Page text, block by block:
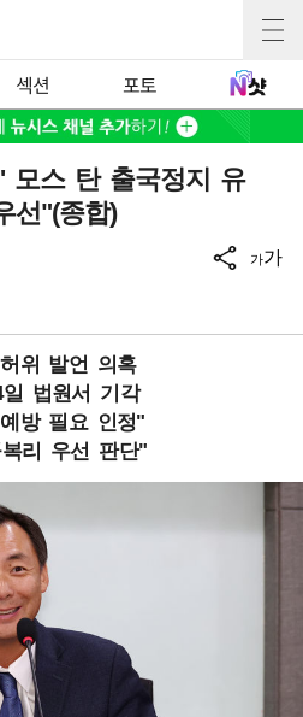
섹션 포토
모스 탄 출국정지 유
선"(종합)
가가
위 발언 의혹
법원서 기각
방 필요 인정"
리 우선 판단"